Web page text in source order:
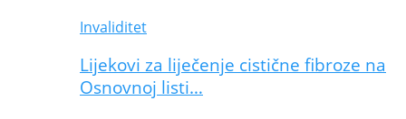
Invaliditet
Lijekovi za liječenje cistične fibroze na
Osnovnoj listi…